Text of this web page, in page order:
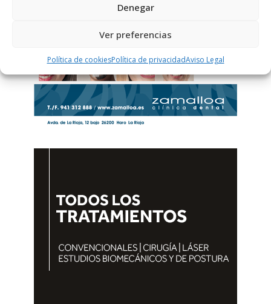
Denegar
Ver preferencias
Política de cookiesPolítica de privacidadAviso Legal